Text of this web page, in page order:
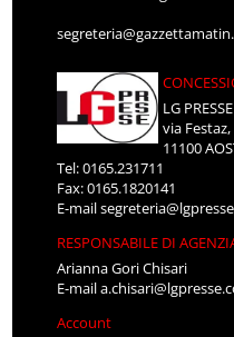
LG
via Festaz,
11100
Tel: 0165.231711
Fax: 0165.1820141
E-mail
RESPONSABILE DI
Arianna Gori Chisari
E-mail
Account